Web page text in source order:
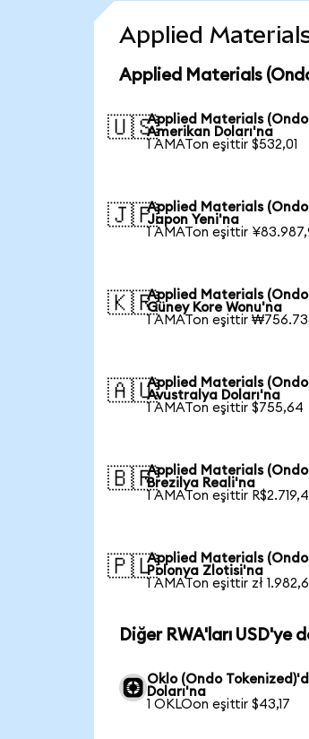
Applied
Applied Materials
🇺🇸Applied Materials
Amerikan Doları'na
1 AMATon eşittir $532,01
🇯🇵Applied Materials
Japon Yeni'na
1 AMATon eşittir
🇰🇷Applied Materials
Güney Kore Wonu'na
1 AMATon eşittir
🇦🇺Applied Materials
Avustralya Doları'na
1 AMATon eşittir $755,64
🇧🇷Applied Materials
Brezilya Reali'na
1 AMATon eşittir
🇵🇱Applied Materials
Polonya Zlotisi'na
1 AMATon eşittir zł
Diğer RWA'ları USD'ye
Oklo (Ondo
Doları'na
1 OKLOon eşittir $43,17